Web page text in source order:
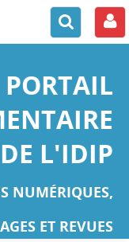
PORTAIL
DE L'IDIP
NUMÉRIQUES,
ET REVUES